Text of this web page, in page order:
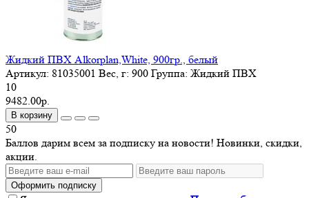
Жидкий ПВХ Alkorplan,White, 900гр., белый
Артикул: 81035001 Вес, г: 900 Группа: Жидкий ПВХ
10
9482.00р.
В корзину
50
Баллов дарим всем за подписку на новости! Новинки, скидки,
акции.
Оформить подписку